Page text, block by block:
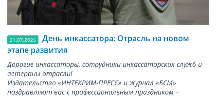
31.07.2026
День инкассатора: Отрасль на новом
этапе развития
Дорогие инкассаторы, сотрудники инкассаторских служб и
ветераны отрасли!
Издательство «ИНТЕКРИМ-ПРЕСС» и журнал «БСМ»
поздравляют вас с профессиональным праздником –